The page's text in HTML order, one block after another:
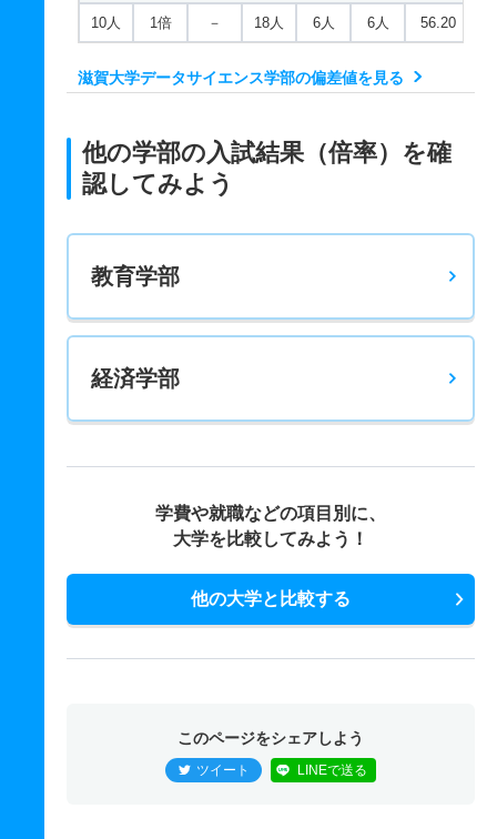
10人 1倍 － 18人 6人 6人 56.20
滋賀大学データサイエンス学部の偏差値を見る
他の学部の入試結果（倍率）を確
認してみよう
教育学部
経済学部
学費や就職などの項目別に、
大学を比較してみよう！
他の大学と比較する
このページをシェアしよう
ツイート LINEで送る